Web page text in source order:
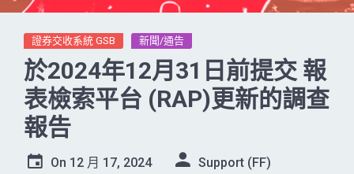
證券交收系統 GSB 新聞/通告
於2024年12月31日前提交 報
表檢索平台 (RAP)更新的調查
報告
On 12 月 17, 2024 Support (FF)